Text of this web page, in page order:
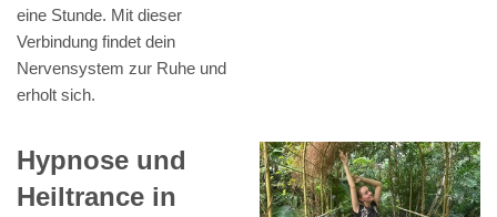
eine Stunde. Mit dieser
Verbindung findet dein
Nervensystem zur Ruhe und
erholt sich.
Hypnose und
Heiltrance in